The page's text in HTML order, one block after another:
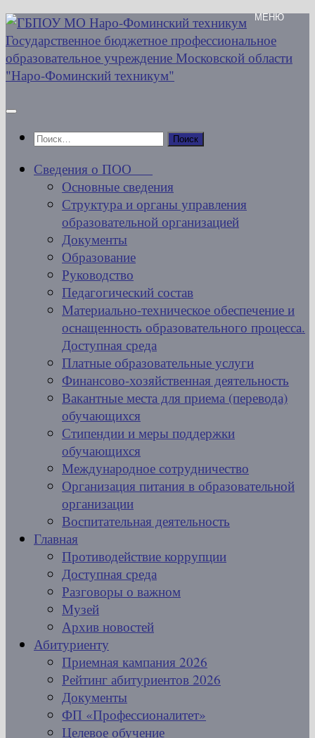
Перейти
к
содержимому
Найти:
Сведения о ПОО
Основные сведения
Структура и органы управления
образовательной организацией
Документы
Образование
Руководство
Педагогический состав
Материально-техническое обеспечение и
оснащенность образовательного процесса.
Доступная среда
Платные образовательные услуги
Финансово-хозяйственная деятельность
Вакантные места для приема (перевода)
обучающихся
Стипендии и меры поддержки
обучающихся
Международное сотрудничество
Организация питания в образовательной
организации
Воспитательная деятельность
Главная
Противодействие коррупции
Доступная среда
Разговоры о важном
Музей
Архив новостей
Абитуриенту
Приемная кампания 2026
Рейтинг абитуриентов 2026
Документы
ФП «Профессионалитет»
Целевое обучение